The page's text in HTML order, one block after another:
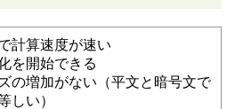
計算速度が速い
を開始できる
の増加がない（平文と暗号文で
しい）